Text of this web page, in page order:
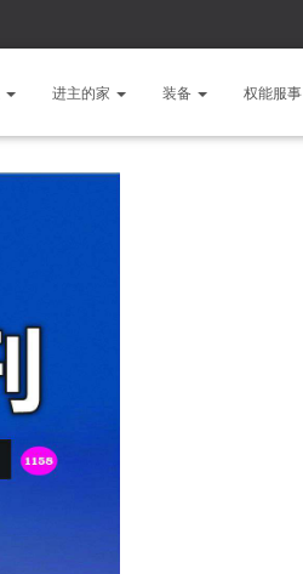
进主的家 装备 权能服事